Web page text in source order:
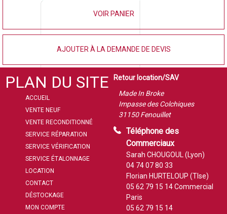
VOIR PANIER
AJOUTER À LA DEMANDE DE DEVIS
PLAN DU SITE
ACCUEIL
VENTE NEUF
VENTE RECONDITIONNÉ
SERVICE RÉPARATION
SERVICE VÉRIFICATION
SERVICE ÉTALONNAGE
LOCATION
CONTACT
DÉSTOCKAGE
MON COMPTE
Retour location/SAV
Made In Broke
Impasse des Colchiques
31150 Fenouillet
Téléphone des
Commerciaux
Sarah CHOUGOUL (Lyon)
04 74 07 80 33
Florian HURTELOUP (Tlse)
05 62 79 15 14Commercial
Paris
05 62 79 15 14